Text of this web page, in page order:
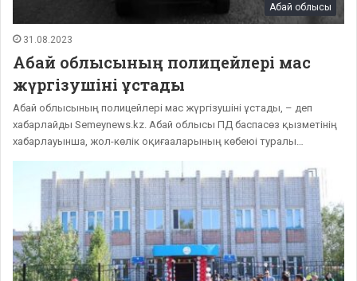
Абай облысы
31.08.2023
Абай облысының полицейлері мас
жүргізушіні ұстады
Абай облысының полицейлері мас жүргізушіні ұстады, – деп
хабарлайды Semeynews.kz. Абай облысы ПД баспасөз қызметінің
хабарлауынша, жол-көлік оқиғааларының көбеюі туралы…